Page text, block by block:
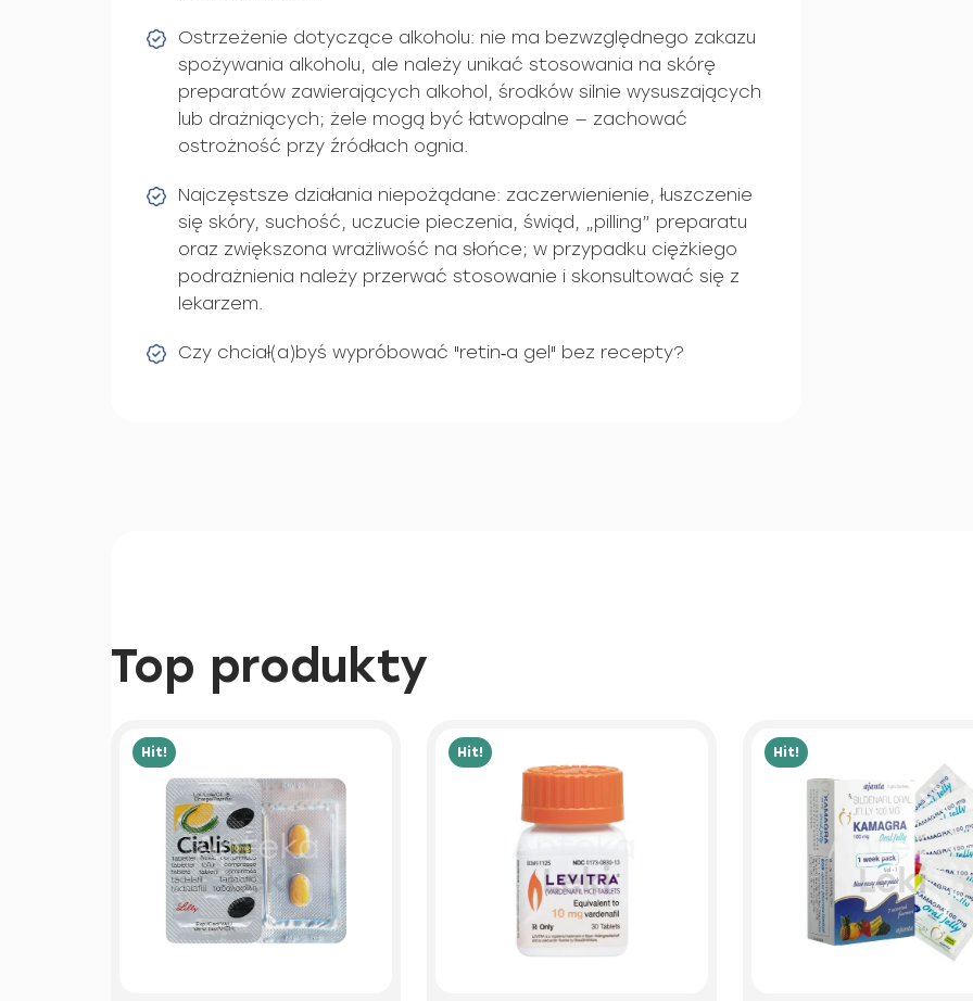
Ostrzeżenie dotyczące alkoholu: nie ma bezwzględnego zakazu
spożywania alkoholu, ale należy unikać stosowania na skórę
preparatów zawierających alkohol, środków silnie wysuszających
lub drażniących; żele mogą być łatwopalne — zachować
ostrożność przy źródłach ognia.
Najczęstsze działania niepożądane: zaczerwienienie, łuszczenie
się skóry, suchość, uczucie pieczenia, świąd, „pilling” preparatu
oraz zwiększona wrażliwość na słońce; w przypadku ciężkiego
podrażnienia należy przerwać stosowanie i skonsultować się z
lekarzem.
Czy chciał(a)byś wypróbować "retin‑a gel" bez recepty?
Top produkty
Hit! Hit! Hit!